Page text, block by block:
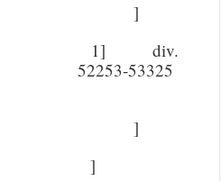
div.
53325
]